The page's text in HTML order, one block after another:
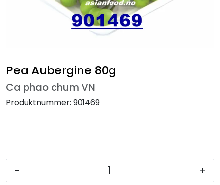
Pea Aubergine 80g
Ca phao chum VN
Produktnummer: 901469
- +